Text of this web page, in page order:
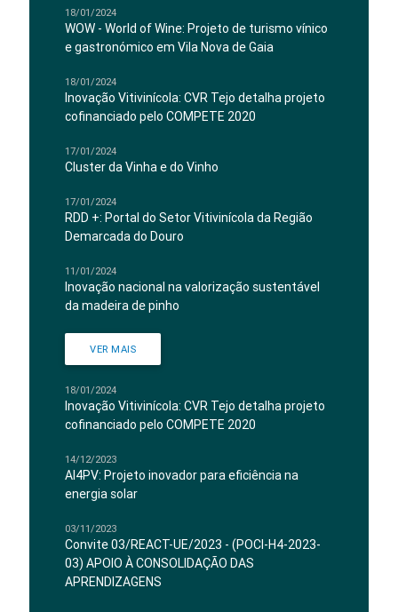
18/01/2024
WOW - World of Wine: Projeto de turismo vínico
e gastronómico em Vila Nova de Gaia
18/01/2024
Inovação Vitivinícola: CVR Tejo detalha projeto
cofinanciado pelo COMPETE 2020
17/01/2024
Cluster da Vinha e do Vinho
17/01/2024
RDD +: Portal do Setor Vitivinícola da Região
Demarcada do Douro
11/01/2024
Inovação nacional na valorização sustentável
da madeira de pinho
VER MAIS
18/01/2024
Inovação Vitivinícola: CVR Tejo detalha projeto
cofinanciado pelo COMPETE 2020
14/12/2023
AI4PV: Projeto inovador para eficiência na
energia solar
03/11/2023
Convite 03/REACT-UE/2023 - (POCI-H4-2023-
03) APOIO À CONSOLIDAÇÃO DAS
APRENDIZAGENS